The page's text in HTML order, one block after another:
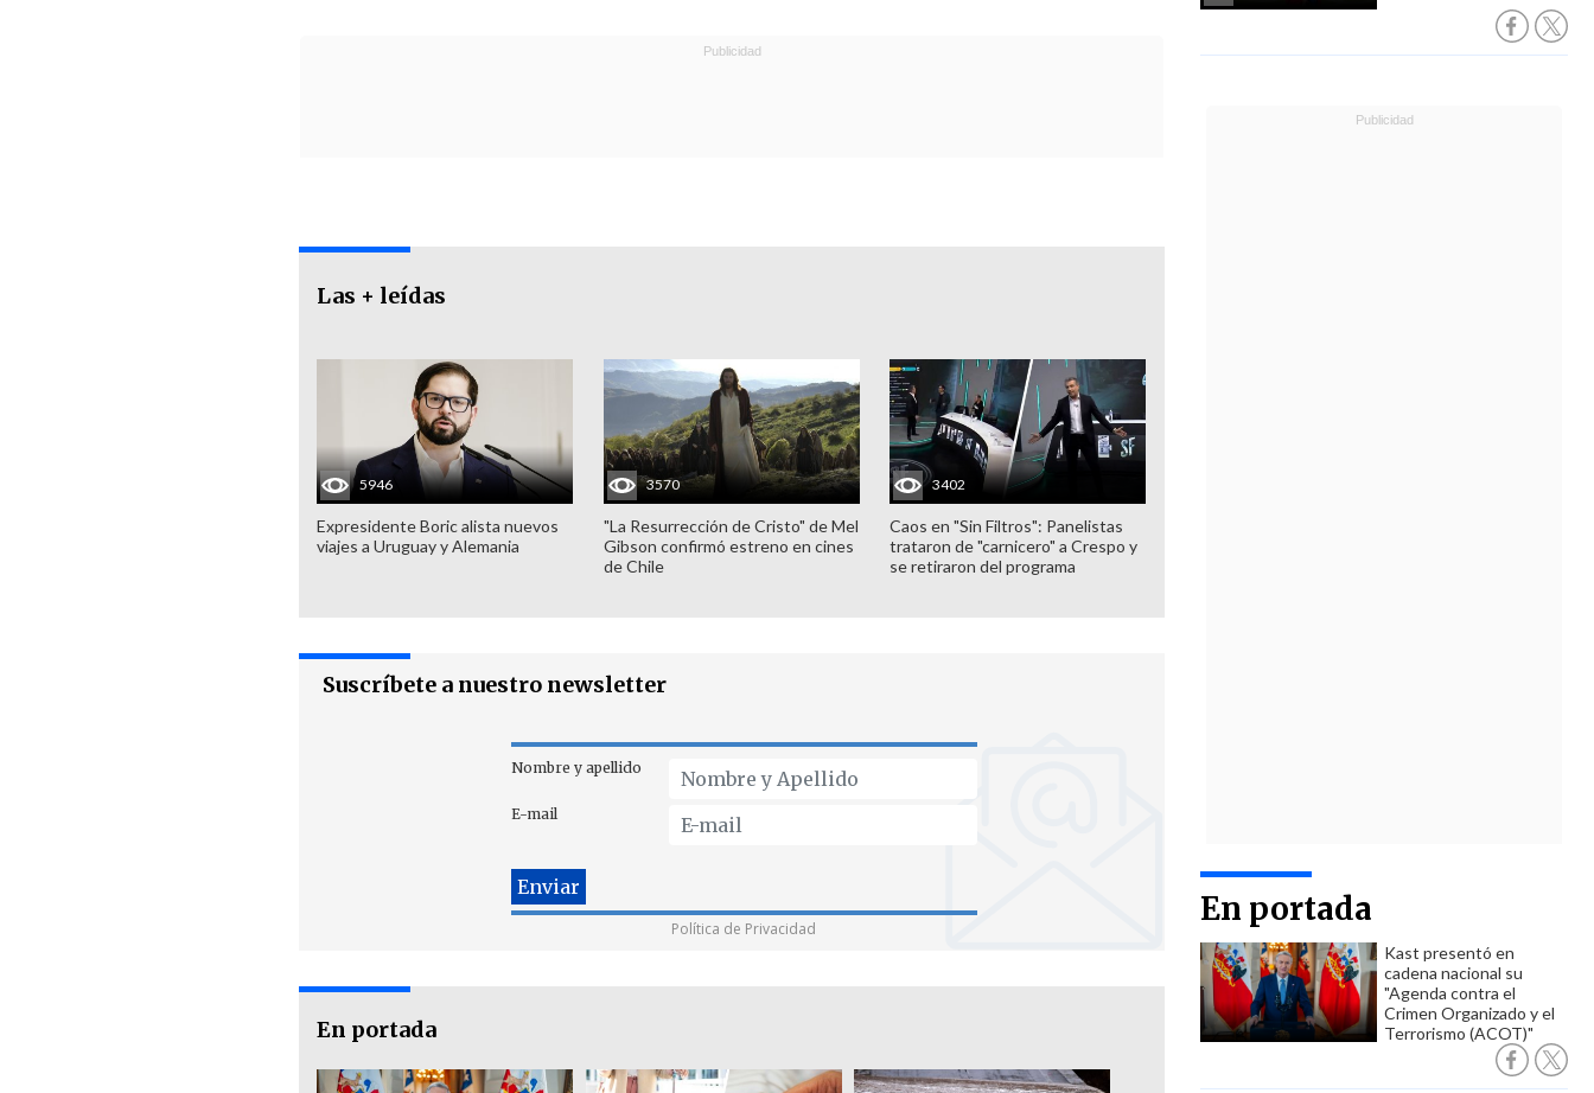
En portada
Kast presentó en
cadena nacional su
"Agenda contra el
Crimen Organizado y el
Terrorismo (ACOT)"
Las + leídas
5946
Expresidente Boric alista nuevos
viajes a Uruguay y Alemania
3570
"La Resurrección de Cristo" de Mel
Gibson confirmó estreno en cines
de Chile
3402
Caos en "Sin Filtros": Panelistas
trataron de "carnicero" a Crespo y
se retiraron del programa
Suscríbete a nuestro newsletter
Nombre y apellido
E-mail
Política de Privacidad
En portada